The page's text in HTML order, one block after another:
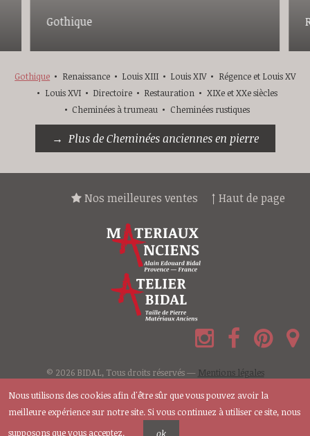
Gothique
Gothique Renaissance Louis XIII Louis XIV
Régence et Louis XV
Louis XVI
Directoire Restauration
XIXe et XXe siècles
Cheminées à trumeau
Cheminées rustiques
Plus de Cheminées anciennes en pierre
↑ Haut de page
Nos meilleures ventes
© 2026 BIDAL, Tous droits réservés — Mentions légales
Nous utilisons des cookies afin d'être sûr que vous pouvez avoir la
meilleure expérience sur notre site. Si vous continuez à utiliser ce site, nous
supposons que vous acceptez.
ok